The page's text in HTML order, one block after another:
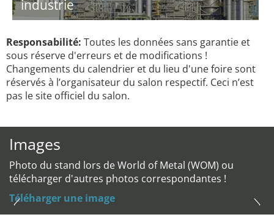
industrie
Responsabilité: Toutes les données sans garantie et
sous réserve d'erreurs et de modifications !
Changements du calendrier et du lieu d'une foire sont
réservés à l’organisateur du salon respectif. Ceci n’est
pas le site officiel du salon.
Images
Photo du stand lors de World of Metal (WOM) ou
télécharger d'autres photos correspondantes !
Téléharger une image